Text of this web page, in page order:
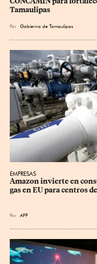
Tamaulipas
Por Gobierno de Tamaulipas
EMPRESAS
Amazon invierte en
gas en EU para centros
Por AFP